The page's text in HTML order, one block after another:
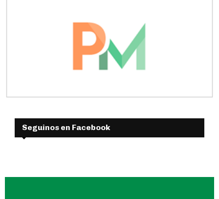
Seguinos en Facebook